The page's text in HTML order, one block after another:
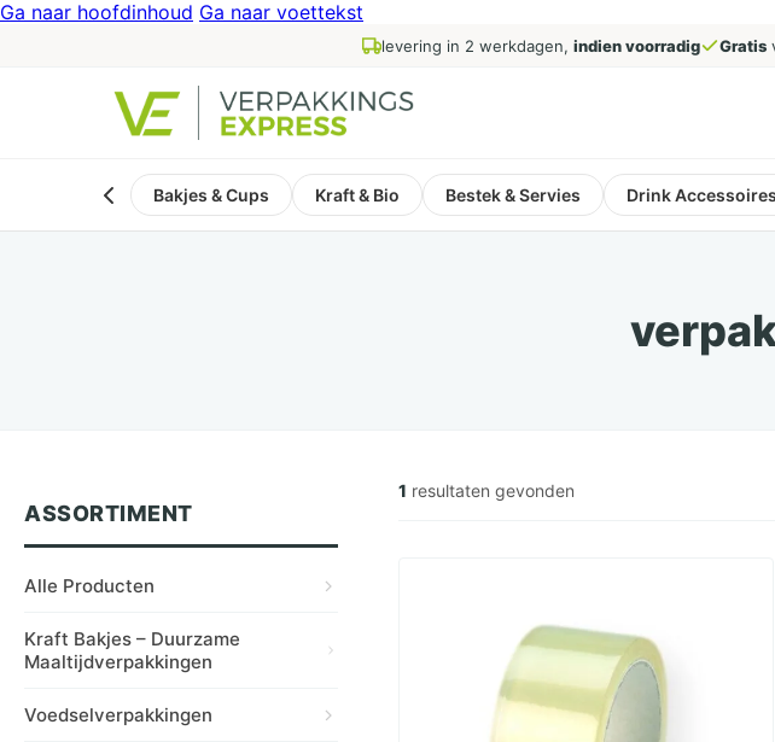
Ga naar hoofdinhoud Ga naar voettekst
levering in 2 werkdagen, indien voorradig Gratis
Bakjes & Cups Kraft & Bio Bestek & Servies Drink Accessoires
ASSORTIMENT
Alle Producten
Kraft Bakjes – Duurzame
Maaltijdverpakkingen
Voedselverpakkingen
1 resultaten gevonden